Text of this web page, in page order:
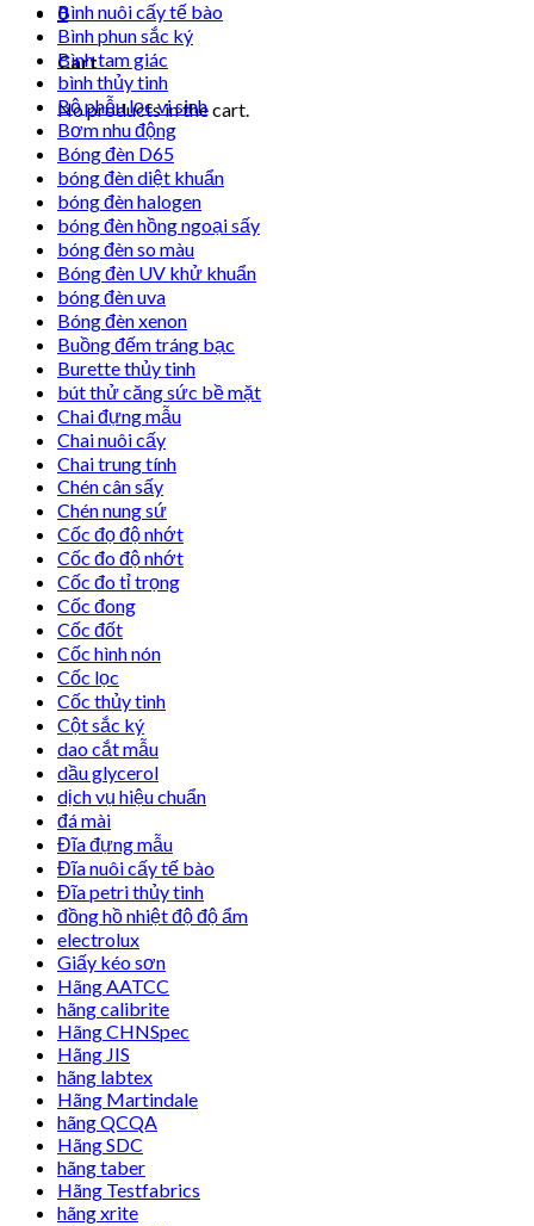
0
Cart
No products in the cart.
Bình nuôi cấy tế bào
Bình phun sắc ký
Bình tam giác
bình thủy tinh
Bộ phễu lọc vi sinh
Bơm nhu động
Bóng đèn D65
bóng đèn diệt khuẩn
bóng đèn halogen
bóng đèn hồng ngoại sấy
bóng đèn so màu
Bóng đèn UV khử khuẩn
bóng đèn uva
Bóng đèn xenon
Buồng đếm tráng bạc
Burette thủy tinh
bút thử căng sức bề mặt
Chai đựng mẫu
Chai nuôi cấy
Chai trung tính
Chén cân sấy
Chén nung sứ
Cốc đọ độ nhớt
Cốc đo độ nhớt
Cốc đo tỉ trọng
Cốc đong
Cốc đốt
Cốc hình nón
Cốc lọc
Cốc thủy tinh
Cột sắc ký
dao cắt mẫu
dầu glycerol
dịch vụ hiệu chuẩn
đá mài
Đĩa đựng mẫu
Đĩa nuôi cấy tế bào
Đĩa petri thủy tinh
đồng hồ nhiệt độ độ ẩm
electrolux
Giấy kéo sơn
Hãng AATCC
hãng calibrite
Hãng CHNSpec
Hãng JIS
hãng labtex
Hãng Martindale
hãng QCQA
Hãng SDC
hãng taber
Hãng Testfabrics
hãng xrite